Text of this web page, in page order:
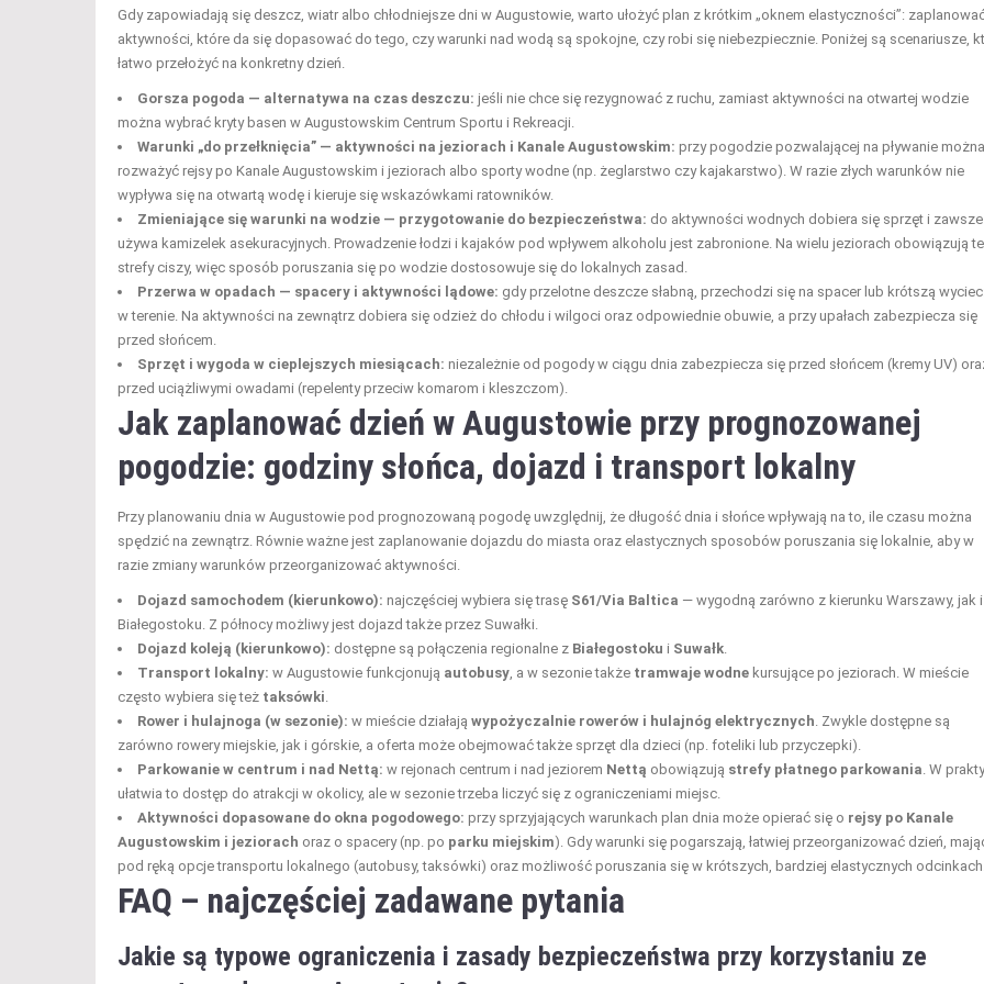
Gdy zapowiadają się deszcz, wiatr albo chłodniejsze dni w Augustowie, warto ułożyć plan z krótkim „oknem elastyczności”:
aktywności, które da się dopasować do tego, czy warunki nad wodą są spokojne, czy robi się niebezpiecznie. Poniżej są scenariusze,
łatwo przełożyć na konkretny dzień.
Gorsza pogoda — alternatywa na czas deszczu: jeśli nie chce się rezygnować z ruchu, zamiast aktywności na otwartej wodzie
można wybrać kryty basen w Augustowskim Centrum Sportu i Rekreacji.
Warunki „do przełknięcia” — aktywności na jeziorach i Kanale Augustowskim: przy pogodzie pozwalającej na pływanie można
rozważyć rejsy po Kanale Augustowskim i jeziorach albo sporty wodne (np. żeglarstwo czy kajakarstwo). W razie złych warunków nie
wypływa się na otwartą wodę i kieruje się wskazówkami ratowników.
Zmieniające się warunki na wodzie — przygotowanie do bezpieczeństwa: do aktywności wodnych dobiera się sprzęt i zawsze
używa kamizelek asekuracyjnych. Prowadzenie łodzi i kajaków pod wpływem alkoholu jest zabronione. Na wielu jeziorach obowiązują
strefy ciszy, więc sposób poruszania się po wodzie dostosowuje się do lokalnych zasad.
Przerwa w opadach — spacery i aktywności lądowe: gdy przelotne deszcze słabną, przechodzi się na spacer lub krótszą
w terenie. Na aktywności na zewnątrz dobiera się odzież do chłodu i wilgoci oraz odpowiednie obuwie, a przy upałach zabezpiecza się
przed słońcem.
Sprzęt i wygoda w cieplejszych miesiącach: niezależnie od pogody w ciągu dnia zabezpiecza się przed słońcem (kremy UV)
przed uciążliwymi owadami (repelenty przeciw komarom i kleszczom).
Jak zaplanować dzień w Augustowie przy prognozowanej
pogodzie: godziny słońca, dojazd i transport lokalny
Przy planowaniu dnia w Augustowie pod prognozowaną pogodę uwzględnij, że długość dnia i słońce wpływają na to, ile czasu można
spędzić na zewnątrz. Równie ważne jest zaplanowanie dojazdu do miasta oraz elastycznych sposobów poruszania się lokalnie, aby w
razie zmiany warunków przeorganizować aktywności.
Dojazd samochodem (kierunkowo): najczęściej wybiera się trasę S61/Via Baltica — wygodną zarówno z kierunku Warszawy, jak i
Białegostoku. Z północy możliwy jest dojazd także przez Suwałki.
Dojazd koleją (kierunkowo): dostępne są połączenia regionalne z Białegostoku i Suwałk.
Transport lokalny: w Augustowie funkcjonują autobusy, a w sezonie także tramwaje wodne kursujące po jeziorach. W mieście
często wybiera się też taksówki.
Rower i hulajnoga (w sezonie): w mieście działają wypożyczalnie rowerów i hulajnóg elektrycznych. Zwykle dostępne są
zarówno rowery miejskie, jak i górskie, a oferta może obejmować także sprzęt dla dzieci (np. foteliki lub przyczepki).
Parkowanie w centrum i nad Nettą: w rejonach centrum i nad jeziorem Nettą obowiązują strefy płatnego parkowania. W
ułatwia to dostęp do atrakcji w okolicy, ale w sezonie trzeba liczyć się z ograniczeniami miejsc.
Aktywności dopasowane do okna pogodowego: przy sprzyjających warunkach plan dnia może opierać się o rejsy po Kanale
Augustowskim i jeziorach oraz o spacery (np. po parku miejskim). Gdy warunki się pogarszają, łatwiej przeorganizować dzień,
pod ręką opcje transportu lokalnego (autobusy, taksówki) oraz możliwość poruszania się w krótszych, bardziej elastycznych
FAQ – najczęściej zadawane pytania
Jakie są typowe ograniczenia i zasady bezpieczeństwa przy korzystaniu ze